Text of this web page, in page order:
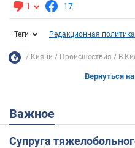
1 17
Теги Редакционная политика
Кияни Происшествия В
Вернуться
Важное
Супруга